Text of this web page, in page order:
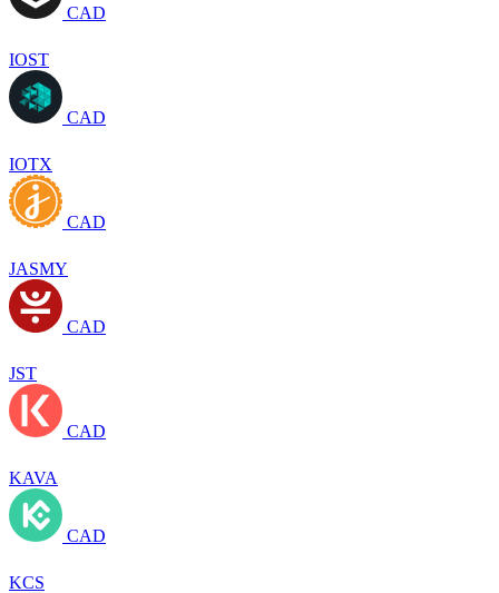
CAD
IOST
CAD
IOTX
CAD
JASMY
CAD
JST
CAD
KAVA
CAD
KCS